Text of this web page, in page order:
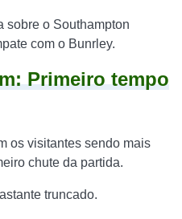
sobre o Southampton
com o Bunrley.
Primeiro tempo
os visitantes sendo mais
chute da partida.
truncado.